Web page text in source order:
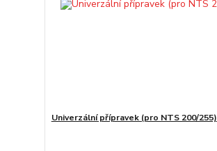
Univerzální přípravek (pro NTS 200/255)